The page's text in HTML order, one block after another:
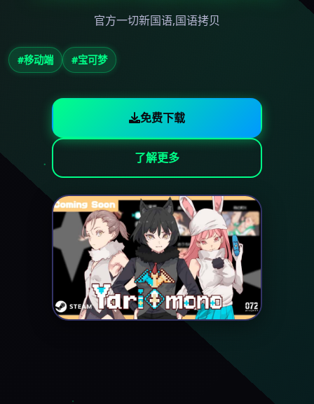
官方一切新国语,国语拷贝
#移动端 #宝可梦
免费下载
了解更多